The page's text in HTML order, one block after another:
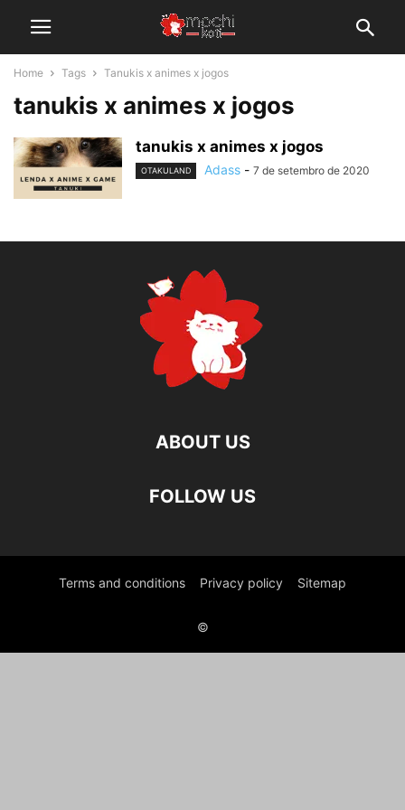
Home Tags Tanukis x animes x jogos
tanukis x animes x jogos
tanukis x animes x jogos
OTAKULAND Adass - 7 de setembro de 2020
ABOUT US
FOLLOW US
Terms and conditions Privacy policy Sitemap
©